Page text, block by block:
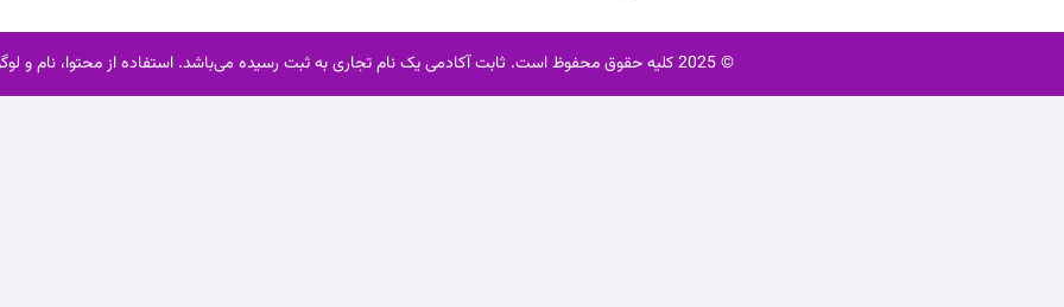
© 2025 کلیه حقوق محفوظ است. ثابت آکادمی یک نام تجاری به ثبت رسیده می‌باشد. استفاده از محتوا، نام و لوگو بدون اجازه کتبی ممنوع است.